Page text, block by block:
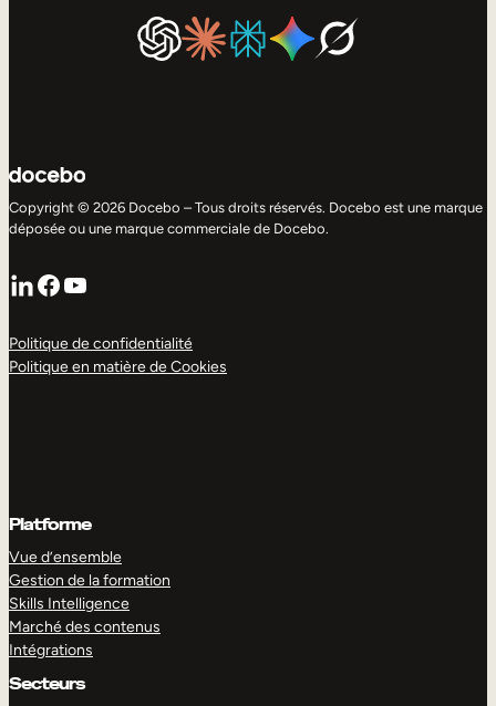
Copyright © 2026 Docebo – Tous droits réservés. Docebo est une marque
déposée ou une marque commerciale de Docebo.
LinkedIn
Facebook
YouTube
Politique de confidentialité
Politique en matière de Cookies
Platforme
Vue d’ensemble
Gestion de la formation
Skills Intelligence
Marché des contenus
Intégrations
Secteurs